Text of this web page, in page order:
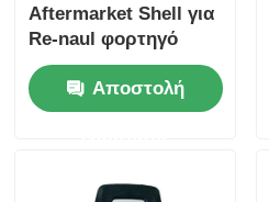
Aftermarket Shell για
Re-naul φορτηγό
Αμαξοκίνητο
τηλεχειριστήριο μόνο
για χονδρέμπορο
Αποστολή